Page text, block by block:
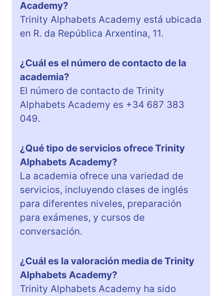
Academy?
Trinity Alphabets Academy está ubicada
en R. da República Arxentina, 11.
¿Cuál es el número de contacto de la
academia?
El número de contacto de Trinity
Alphabets Academy es +34 687 383
049.
¿Qué tipo de servicios ofrece Trinity
Alphabets Academy?
La academia ofrece una variedad de
servicios, incluyendo clases de inglés
para diferentes niveles, preparación
para exámenes, y cursos de
conversación.
¿Cuál es la valoración media de Trinity
Alphabets Academy?
Trinity Alphabets Academy ha sido